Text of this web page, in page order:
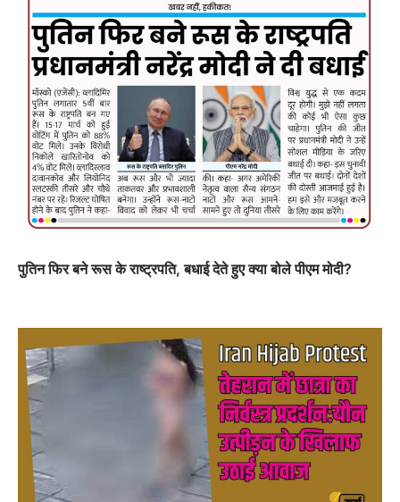
पुतिन फिर बने रूस के राष्ट्रपति, बधाई देते हुए क्या बोले पीएम मोदी?